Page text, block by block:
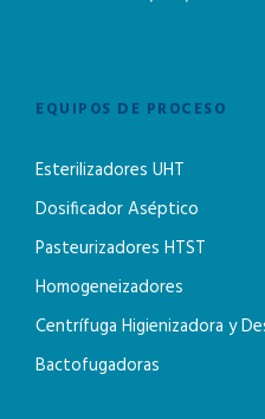
EQUIPOS DE PROCESO
Esterilizadores UHT
Dosificador Aséptico
Pasteurizadores HTST
Homogeneizadores
Centrífuga Higienizadora y
Bactofugadoras